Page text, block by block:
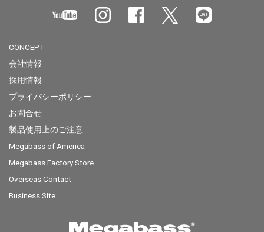
CONCEPT
会社情報
採用情報
プライバシーポリシー
お問合せ
製品使用上のご注意
Megabass of America
Megabass Factory Store
Overseas Contact
Business Site